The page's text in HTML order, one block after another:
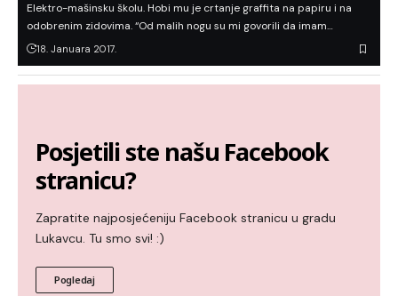
Elektro-mašinsku školu. Hobi mu je crtanje graffita na papiru i na
odobrenim zidovima. “Od malih nogu su mi govorili da imam…
18. Januara 2017.
Posjetili ste našu Facebook
stranicu?
Zapratite najposjećeniju Facebook stranicu u gradu
Lukavcu. Tu smo svi! :)
Pogledaj